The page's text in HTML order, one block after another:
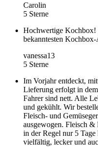
Carolin
5 Sterne
Hochwertige Kochbox!
bekanntesten
vanessa13
5 Sterne
Im Vorjahr entdeckt,
Lieferung erfolgt in
Fahrer sind nett. Alle
und gekühlt. Wir
Fleisch- und
ausgewogen. Fleisch &
in der Regel nur 5
vielfältig, lecker und